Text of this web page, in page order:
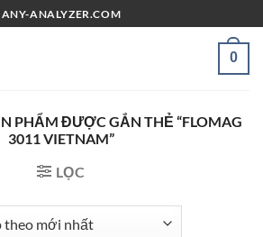
ANY-ANALYZER.COM
0
PHẨM ĐƯỢC GẮN THẺ “FLOMAG
3011 VIETNAM”
LỌC